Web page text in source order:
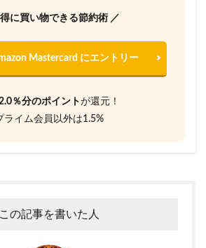
に買い物できる節約術 ／
Mastercard にエントリー
％分のポイントが還元！
ライム会員以外は1.5%
この記事を書いた人